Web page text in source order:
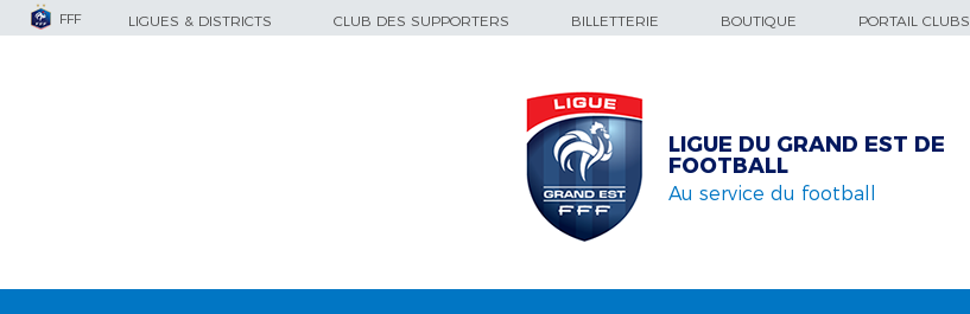
FFF LIGUES & DISTRICTS CLUB DES SUPPORTERS BILLETTERIE BOUTIQUE PORTAIL CLUBS
LIGUE DU GRAND EST DE
FOOTBALL
Au service du football